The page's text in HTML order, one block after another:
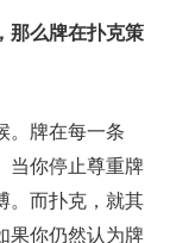
那么牌在扑克策
。牌在每一条
当你停止尊重牌
。而扑克，就其
果你仍然认为牌